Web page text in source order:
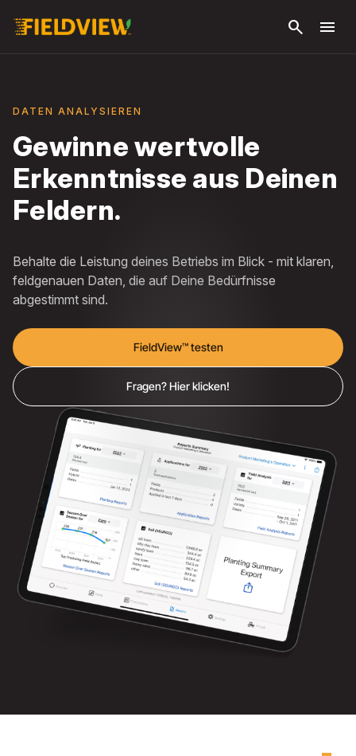
search menu
DATEN ANALYSIEREN
Gewinne wertvolle
Erkenntnisse aus Deinen
Feldern.
Behalte die Leistung deines Betriebs im Blick - mit klaren,
feldgenauen Daten, die auf Deine Bedürfnisse
abgestimmt sind.
FieldView™ testen
Fragen? Hier klicken!